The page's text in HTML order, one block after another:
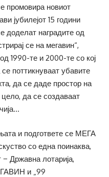
промовира новиот
јубилејот 15 години
доделат наградите од
се на мегавин“,
1990-те и 2000-те со кој
поттикнуваат убавите
да се даде простор на
да се создаваат
и подгответе се МЕГА
со една поинаква,
− Државна лотарија,
и „99